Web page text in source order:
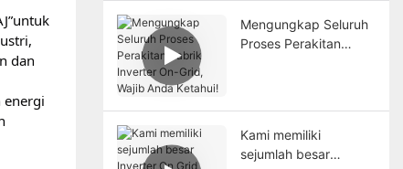
dan
energi
Mengungkap Seluruh
Proses Perakitan
Kami memiliki
sejumlah besar